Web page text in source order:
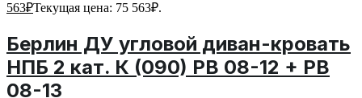
563₽Текущая цена: 75 563₽.
Берлин ДУ угловой диван-кровать
НПБ 2 кат. К (090) PB 08-12 + PB
08-13